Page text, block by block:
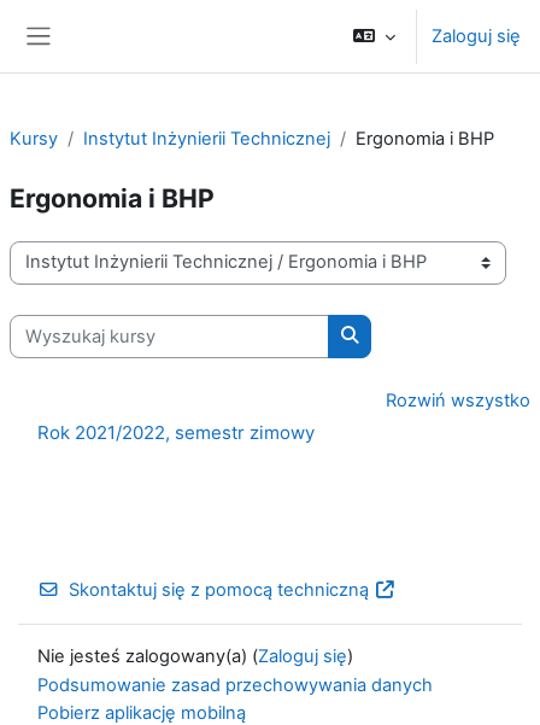
Zaloguj się
Kursy Instytut Inżynierii Technicznej Ergonomia i BHP
Ergonomia i BHP
Kategorie kursów
Wyszukaj kursy
Wyszukaj kursy
Rozwiń wszystko
Rok 2021/2022, semestr zimowy
Skontaktuj się z pomocą techniczną
Nie jesteś zalogowany(a) (Zaloguj się)
Podsumowanie zasad przechowywania danych
Pobierz aplikację mobilną